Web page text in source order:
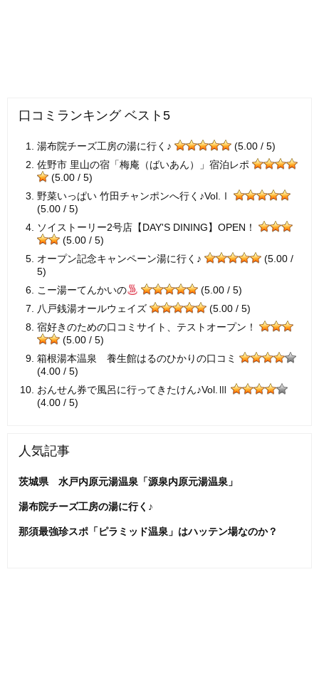
口コミランキング ベスト5
湯布院チーズ工房の湯に行く♪
(5.00 / 5)
佐野市 里山の宿「梅庵（ばいあん）」宿泊レポ
(5.00 / 5)
野菜いっぱい 竹田チャンポンへ行く♪Vol.Ⅰ
(5.00 / 5)
ソイストーリー2号店【DAY'S DINING】OPEN！
(5.00 / 5)
オープン記念キャンペーン湯に行く♪
(5.00 /
5)
こー湯ーてんかいの
(5.00 / 5)
八戸銭湯オールウェイズ
(5.00 / 5)
宿好きのための口コミサイト、テストオープン！
(5.00 / 5)
箱根湯本温泉 養生館はるのひかりの口コミ
(4.00 / 5)
おんせん券で風呂に行ってきたけん♪Vol.Ⅲ
(4.00 / 5)
人気記事
茨城県 水戸内原元湯温泉「源泉内原元湯温泉」
湯布院チーズ工房の湯に行く♪
那須最強珍スポ「ピラミッド温泉」はハッテン場なのか？